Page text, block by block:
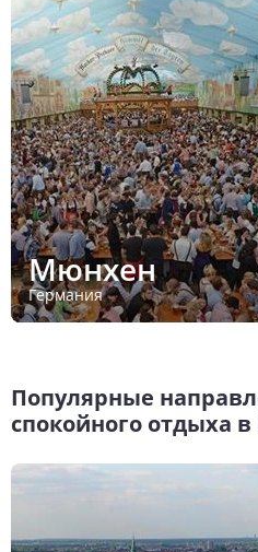
Мюнхен
Германия
Популярные
спокойного отдыха